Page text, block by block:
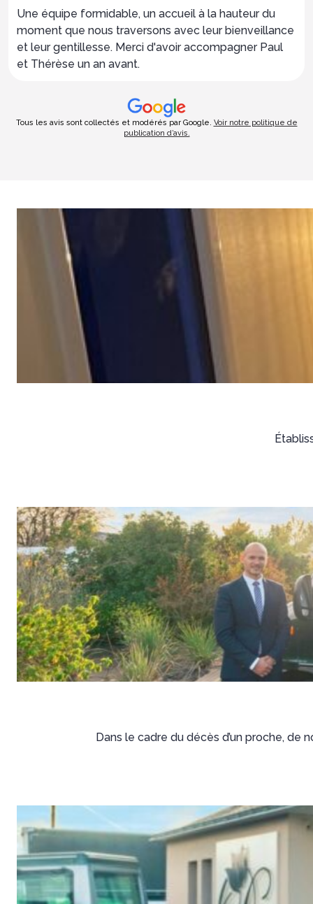
Une équipe formidable, un accueil à la hauteur du
moment que nous traversons avec leur bienveillance
et leur gentillesse. Merci d'avoir accompagner Paul
et Thérèse un an avant.
Tous les avis sont collectés et modérés par Google. Voir notre politique de
publication d’avis.
Dans le cadre du décès d’un proche, de